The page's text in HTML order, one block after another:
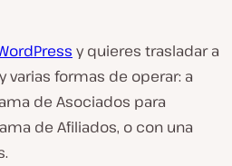
y quieres trasladar a
varias formas de operar: a
de Asociados para
de Afiliados, o con una